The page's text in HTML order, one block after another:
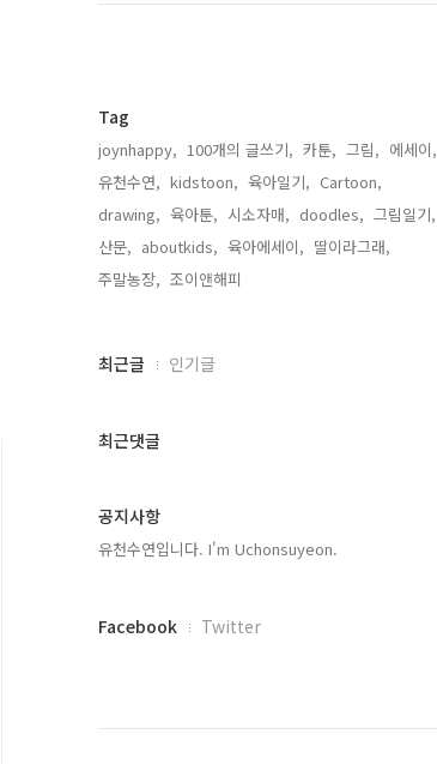
Tag
joynhappy, 100개의 글쓰기, 카툰, 그림, 에세이,
유천수연, kidstoon, 육아일기, Cartoon,
drawing, 육아툰, 시소자매, doodles, 그림일기,
산문, aboutkids, 육아에세이, 딸이라그래,
주말농장, 조이앤해피,
최
과
글
최근글 인기글
최근댓글
공지사항
유천수연입니다. I'm Uchonsuyeon.
페
Facebook Twitter